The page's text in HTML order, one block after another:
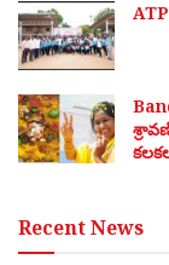
Recent News